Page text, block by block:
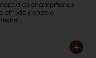
de champiñones
alfredo y choclo.